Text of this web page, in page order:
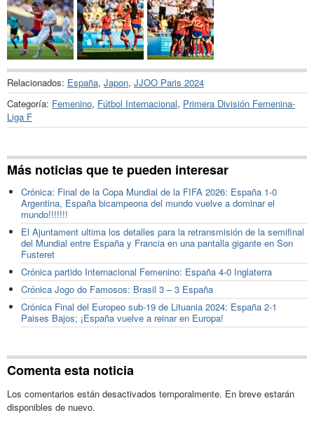
Relacionados: España, Japon, JJOO Paris 2024
Categoría: Femenino, Fútbol Internacional, Primera División Femenina-
Liga F
Más noticias que te pueden interesar
Crónica: Final de la Copa Mundial de la FIFA 2026: España 1-0
Argentina, España bicampeona del mundo vuelve a dominar el
mundo!!!!!!!
El Ajuntament ultima los detalles para la retransmisión de la semifinal
del Mundial entre España y Francia en una pantalla gigante en Son
Fusteret
Crónica partido Internacional Femenino: España 4-0 Inglaterra
Crónica Jogo do Famosos: Brasil 3 – 3 España
Crónica Final del Europeo sub-19 de Lituania 2024: España 2-1
Paises Bajos; ¡España vuelve a reinar en Europa!
Comenta esta noticia
Los comentarios están desactivados temporalmente. En breve estarán
disponibles de nuevo.